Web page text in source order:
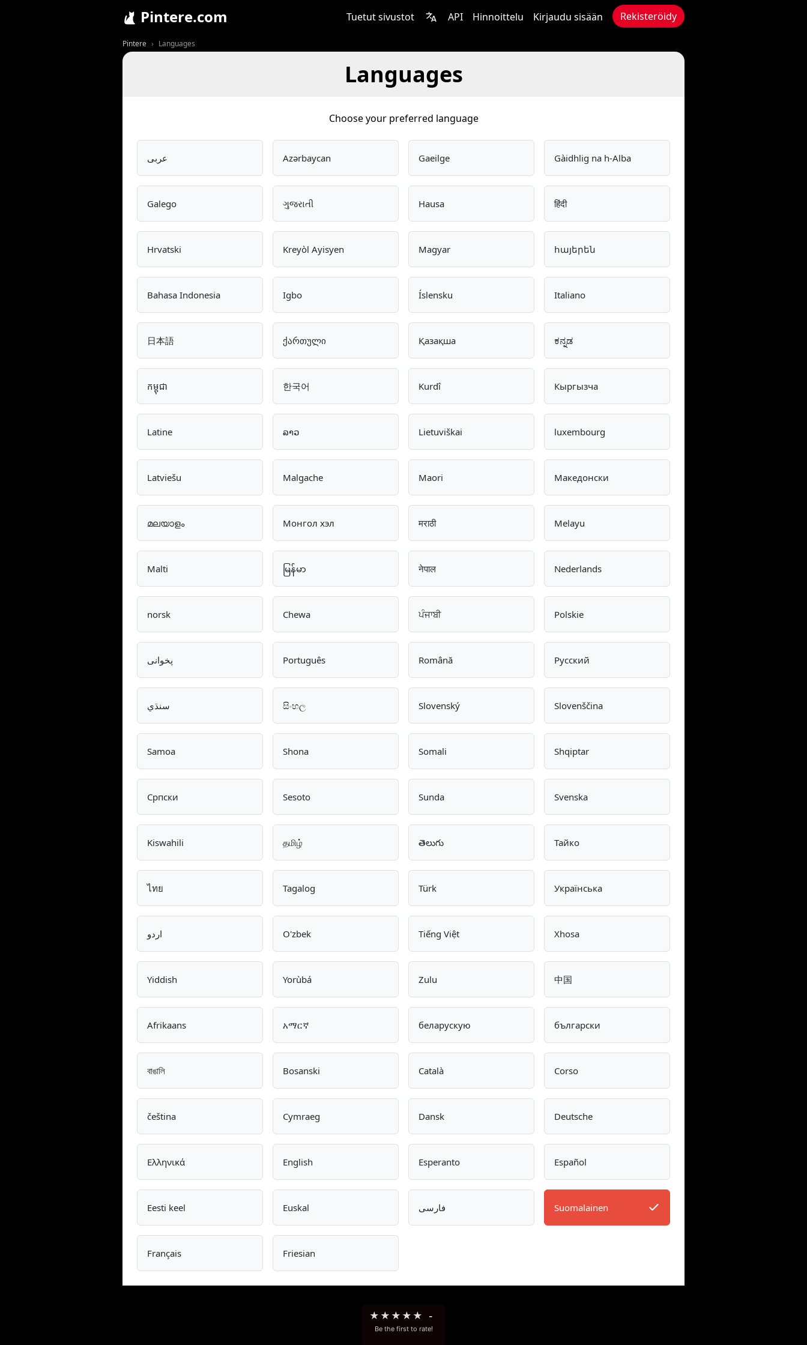
Pintere.com Tuetut sivustot API Hinnoittelu Kirjaudu sisään Rekisteröidy
Pintere Languages
Languages
Choose your preferred language
عربى Azərbaycan Gaeilge Gàidhlig na h-Alba
Galego ગુજરાતી Hausa हिंदी
Hrvatski Kreyòl Ayisyen Magyar հայերեն
Bahasa Indonesia Igbo Íslensku Italiano
日本語 ქართული Қазақша ಕನ್ನಡ
កម្ពុជា 한국어 Kurdî Кыргызча
Latine ລາວ Lietuviškai luxembourg
Latviešu Malgache Maori Македонски
മലയാളം Монгол хэл मराठी Melayu
Malti မြန်မာ नेपाल Nederlands
norsk Chewa ਪੰਜਾਬੀ Polskie
پخوانی Português Română Pусский
سنڌي සිංහල Slovenský Slovenščina
Samoa Shona Somali Shqiptar
Српски Sesoto Sunda Svenska
Kiswahili தமிழ் తెలుగు Тайко
ไทย Tagalog Türk Українська
اردو O'zbek Tiếng Việt Xhosa
Yiddish Yorùbá Zulu 中国
Afrikaans አማርኛ беларускую български
বাঙালি Bosanski Català Corso
čeština Cymraeg Dansk Deutsche
Ελληνικά English Esperanto Español
Eesti keel Euskal فارسی Suomalainen
Français Friesian
★ ★ ★ ★ ★ -
Be the first to rate!